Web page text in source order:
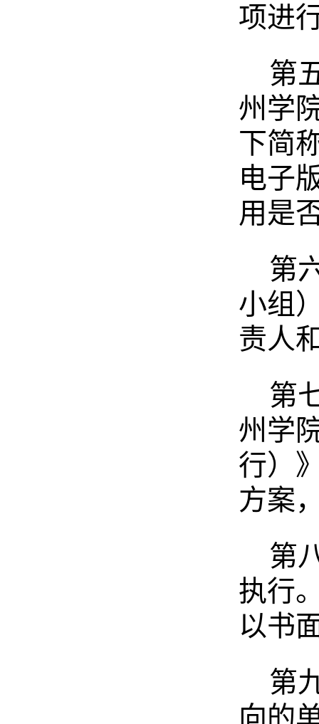
项进
第
州学
下简
电子
用是
第
小组
责人
第
州学
行）
方案
第
执行
以书
第
向的